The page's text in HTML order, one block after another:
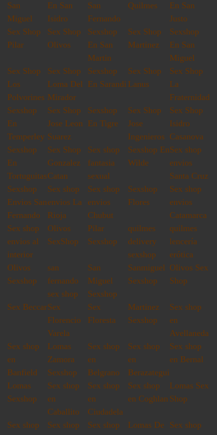
San
Miguel
En San
Isidro
San
Fernando
Quilmes
En San
Justo
Sex Shop
Pilar
Sex Shop
Olivos
Sexshop
En San
Martin
Sex Shop
Martinez
Sexshop
En San
Miguel
Sex Shop
Los
Polvorines
Sex Shop
Loma Del
Mirador
Sexshop
En Sarandi
Sex Shop
Lanus
Sex Shop
La
Fraternidad
Sexshop
En
Temperley
Sex Shop
Jose Leon
Suarez
Sexshop
En Tigre
Sex Shop
Jose
Ingenieros
Sex Shop
Isidro
Casanova
Sexshop
En
Tortuguitas
Sex Shop
Gonzalez
Catan
Sex shop
fantasia
sexual
Sexshop En
Wilde
Sex shop
envios
Santa Cruz
Sexshop
Envios San
Fernando
Sex shop
envios La
Rioja
Sex shop
envios
Chubut
Sexshop
Flores
Sex shop
envios
Catamarca
Sex shop
envios al
interior
Olivos
SexShop
Pilar
Sexshop
quilmes
delivery
sexshop
quilmes
lencería
erótica
Olivos
Sexshop
san
fernando
sex shop
San
Miguel
Sexshop
Sanmiguel
Sexshop
Olivos Sex
Shop
Sex BeccarSex
Florencio
Varela
Sex
Floresta
Martinez
Sexshop
Sex shop
en
Avellaneda
Sex shop
en
Banfield
Lomas
Zamora
Sexshop
Sex shop
en
Belgrano
Sex shop
en
Berazategui
Sex shop
en Bernal
Lomas
Sexshop
Sex shop
en
Caballito
Sex shop
en
Ciudadela
Sex shop
en Coghlan
Lomas Sex
Shop
Sex shop
Sex shop
Sex shop
Lomas De
Sex shop